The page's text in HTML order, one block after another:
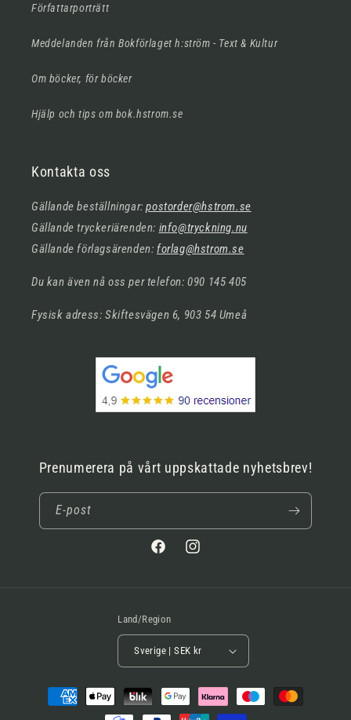
Författarporträtt
Meddelanden från Bokförlaget h:ström - Text & Kultur
Om böcker, för böcker
Hjälp och tips om bok.hstrom.se
Kontakta oss
Gällande beställningar:postorder@hstrom.se
Gällande tryckeriärenden: info@tryckning.nu
Gällande förlagsärenden:forlag@hstrom.se
Du kan även nå oss per telefon: 090 145 405
Fysisk adress: Skiftesvägen 6, 903 54 Umeå
Prenumerera på vårt uppskattade nyhetsbrev!
E-post
FacebookInstagram
Land/Region
Sverige | SEK kr
Betalningsmetoder